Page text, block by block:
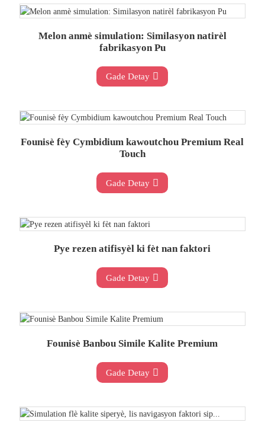
Melon anmè simulation: Similasyon natirèl
fabrikasyon Pu
Gade Detay
Founisè fèy Cymbidium kawoutchou Premium Real
Touch
Gade Detay
Pye rezen atifisyèl ki fèt nan faktori
Gade Detay
Founisè Banbou Simile Kalite Premium
Gade Detay